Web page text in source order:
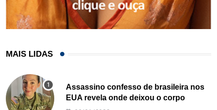
MAIS LIDAS
Assassino confesso de brasileira nos
EUA revela onde deixou o corpo